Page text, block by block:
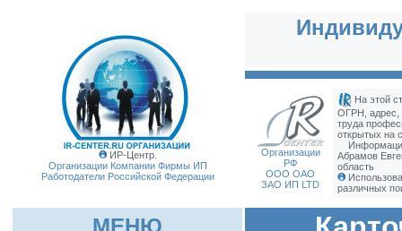
ИР-Центр.
Организации Компании Фирмы ИП
Работодатели Российской Федерации
Организации
РФ
ООО ОАО
ЗАО ИП LTD
На этой
ОГРН, адрес,
труда
открытых на
Абрамов
область
различных
МЕНЮ